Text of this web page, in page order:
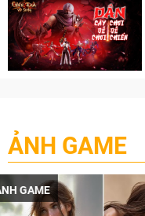
ẢNH GAME
ẢNH GAME